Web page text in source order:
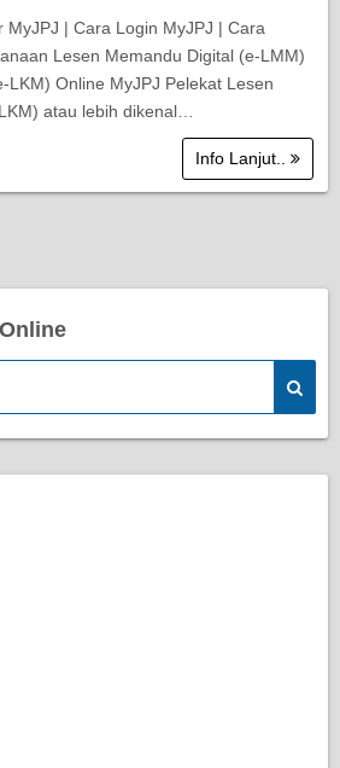
MyJPJ | Cara Login MyJPJ | Cara
Lesen Memandu Digital (e-LMM)
LKM) Online MyJPJ Pelekat Lesen
atau lebih dikenal…
Info Lanjut..